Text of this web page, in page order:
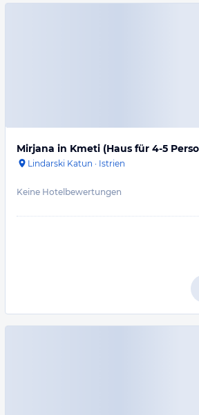
Mirjana in Kmeti (Haus für 4-5
Lindarski Katun · Istrien
Keine Hotelbewertungen